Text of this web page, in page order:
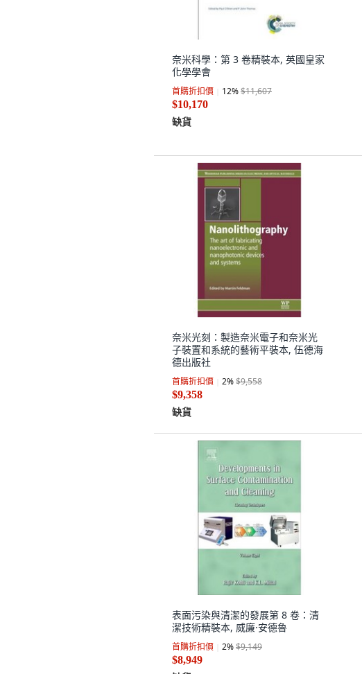
奈米科學：第 3 卷精裝本, 英國皇家
化學學會
首購折扣價 12%$11,607
$10,170
缺貨
奈米光刻：製造奈米電子和奈米光
子裝置和系統的藝術平裝本, 伍德海
德出版社
首購折扣價 2%$9,558
$9,358
缺貨
表面污染與清潔的發展第 8 卷：清
潔技術精裝本, 威廉·安德魯
首購折扣價 2%$9,149
$8,949